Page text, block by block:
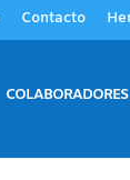
Contacto
COLABORADORES